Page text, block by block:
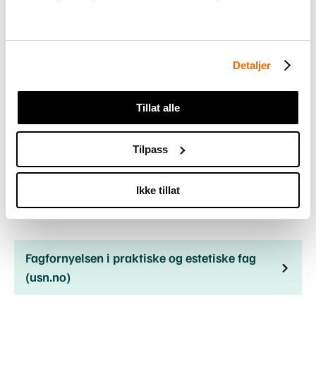
Detaljer
Tillat alle
Tilpass
Ikke tillat
Evalueringens mandat går ut på å belyse tre temaer:
Endringer i elev-roller og elevenes læring.
Endringer i fagenes innhold.
Les mer om oppdraget og rapportene:
Fagfornyelsen i praktiske og estetiske fag
(usn.no)